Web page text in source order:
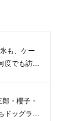
も、ケー
度でも訪れ
・櫻子・
ッグラン